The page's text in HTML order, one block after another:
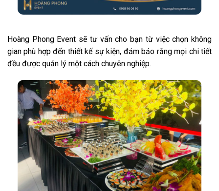
Hoàng Phong Event sẽ tư vấn cho bạn từ việc chọn không
gian phù hợp đến thiết kế sự kiện, đảm bảo rằng mọi chi tiết
đều được quản lý một cách chuyên nghiệp.